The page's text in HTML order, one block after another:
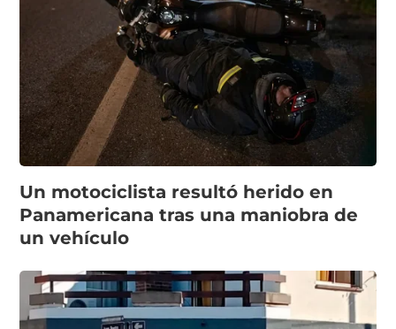
Un motociclista resultó herido en
Panamericana tras una maniobra de
un vehículo